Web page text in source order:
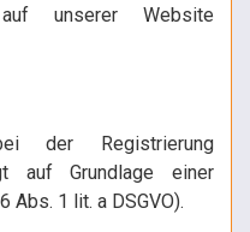
unserer Website
der Registrierung
auf Grundlage einer
Abs. 1 lit. a DSGVO).